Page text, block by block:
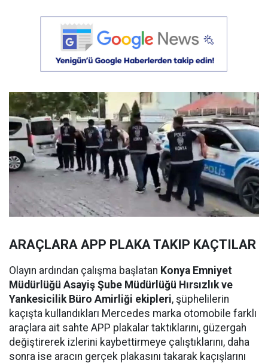
ARAÇLARA APP PLAKA TAKIP KAÇTILAR
Olayın ardından çalışma başlatan Konya Emniyet
Müdürlüğü Asayiş Şube Müdürlüğü Hırsızlık ve
Yankesicilik Büro Amirliği ekipleri, şüphelilerin
kaçışta kullandıkları Mercedes marka otomobile farklı
araçlara ait sahte APP plakalar taktıklarını, güzergah
değiştirerek izlerini kaybettirmeye çalıştıklarını, daha
sonra ise aracın gerçek plakasını takarak kaçışlarını